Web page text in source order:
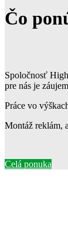
Čo
Spoločnosť
pre nás je
Práce vo
Montáž reklám,
Celá ponuka